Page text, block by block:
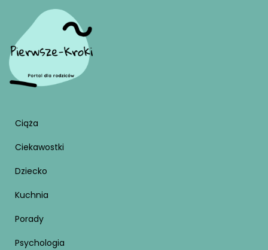
Ciąża
Ciekawostki
Dziecko
Kuchnia
Porady
Psychologia